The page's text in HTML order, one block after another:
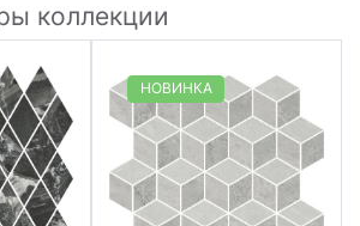
коллекции
НОВИНКА